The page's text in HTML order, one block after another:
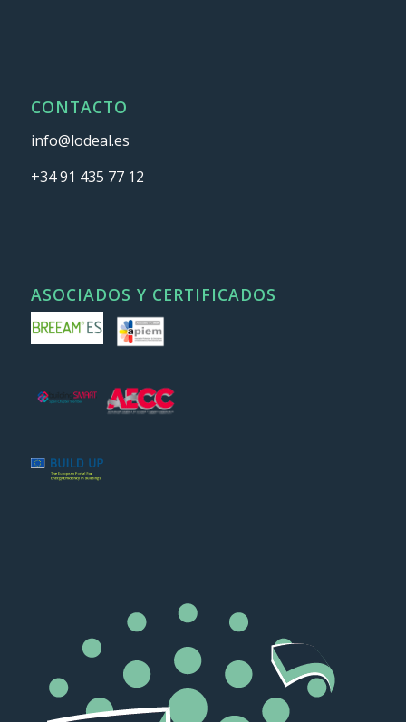
CONTACTO
info@lodeal.es
+34 91 435 77 12
ASOCIADOS Y CERTIFICADOS